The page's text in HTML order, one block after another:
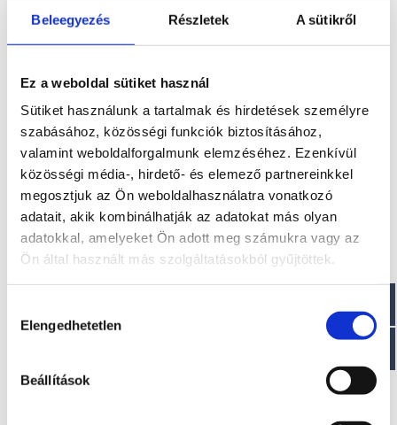
Beleegyezés Részletek A sütikről
Ez a weboldal sütiket használ
Sütiket használunk a tartalmak és hirdetések személyre
szabásához, közösségi funkciók biztosításához,
valamint weboldalforgalmunk elemzéséhez. Ezenkívül
közösségi média-, hirdető- és elemező partnereinkkel
megosztjuk az Ön weboldalhasználatra vonatkozó
adatait, akik kombinálhatják az adatokat más olyan
adatokkal, amelyeket Ön adott meg számukra vagy az
Ön által használt más szolgáltatásokból gyűjtöttek.
kiválasztása
Elengedhetetlen
Beállítások
73, 6 c.c. 1596
Érdekel!
Visszahívást kérek!